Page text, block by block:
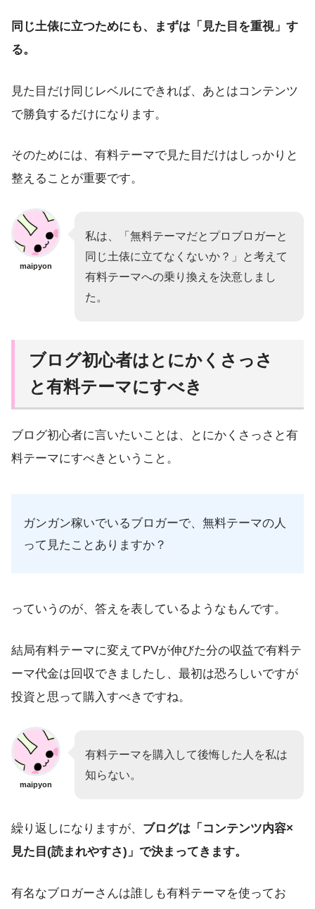
同じ土俵に立つためにも、まずは「見た目を重視」す
る。
見た目だけ同じレベルにできれば、あとはコンテンツ
で勝負するだけになります。
そのためには、有料テーマで見た目だけはしっかりと
整えることが重要です。
maipyon
私は、「無料テーマだとプロブロガーと
同じ土俵に立てなくないか？」と考えて
有料テーマへの乗り換えを決意しまし
た。
ブログ初心者はとにかくさっさ
と有料テーマにすべき
ブログ初心者に言いたいことは、とにかくさっさと有
料テーマにすべきということ。
ガンガン稼いでいるブロガーで、無料テーマの人
って見たことありますか？
っていうのが、答えを表しているようなもんです。
結局有料テーマに変えてPVが伸びた分の収益で有料テ
ーマ代金は回収できましたし、最初は恐ろしいですが
投資と思って購入すべきですね。
maipyon
有料テーマを購入して後悔した人を私は
知らない。
繰り返しになりますが、 ブログは「コンテンツ内容×
見た目(読まれやすさ)」で決まってきます。
有名なブロガーさんは誰しも有料テーマを使ってお